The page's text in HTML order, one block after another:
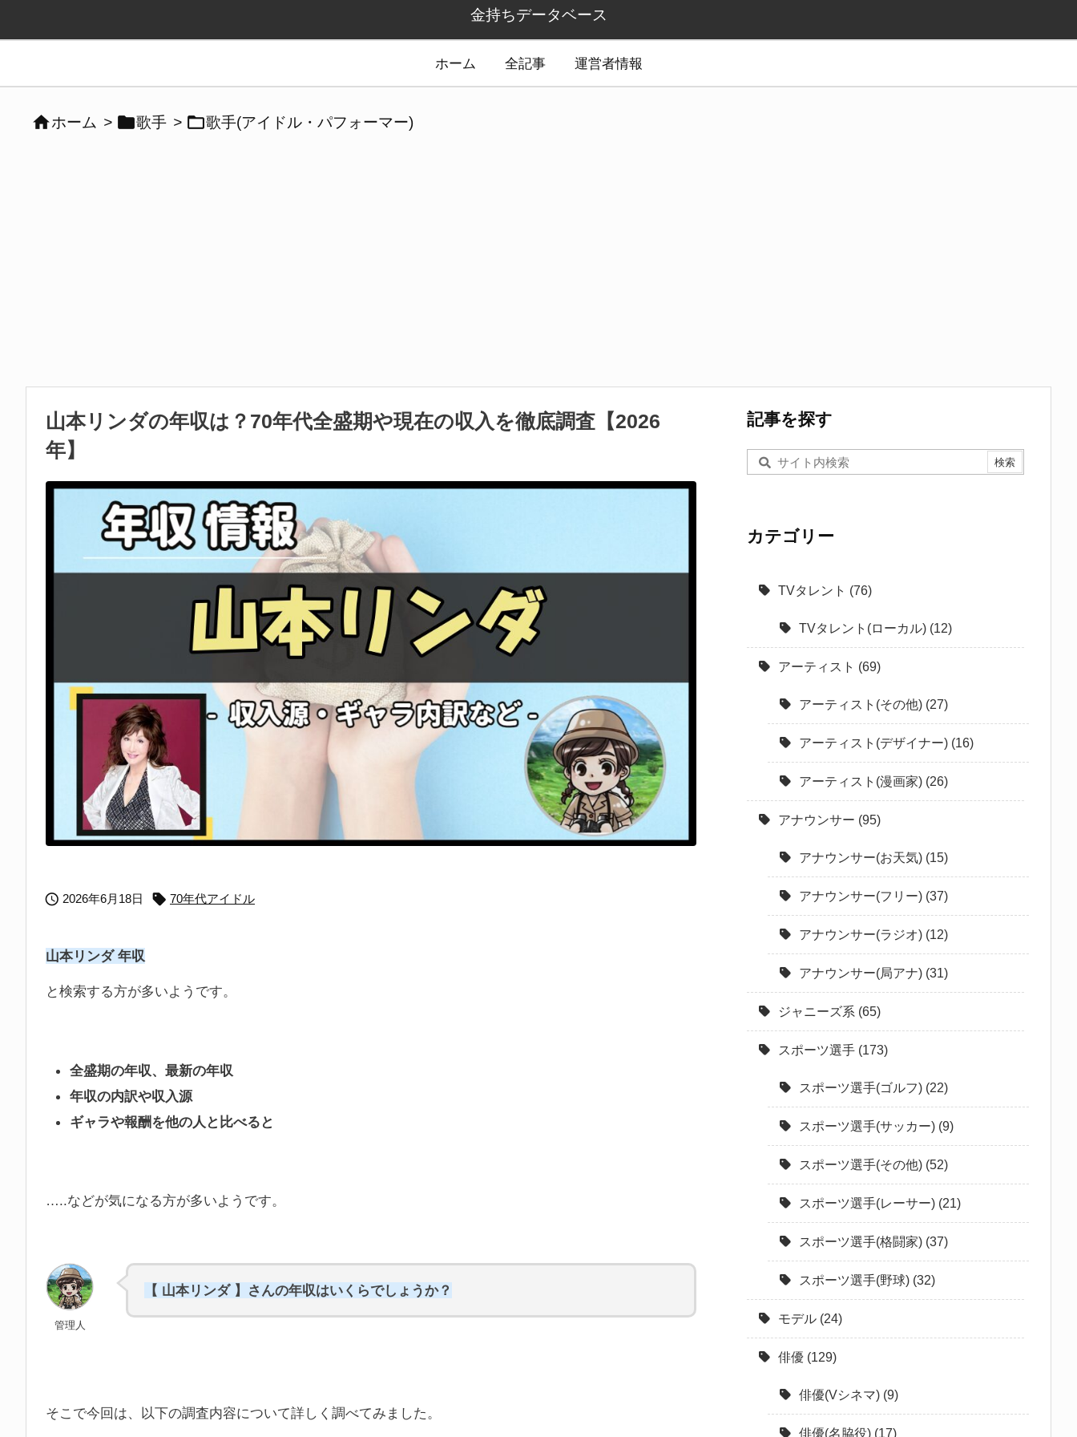
金持ちデータベース
ホーム 全記事 運営者情報
ホーム > 歌手 > 歌手(アイドル・パフォーマー)
山本リンダの年収は？70年代全盛期や現在の収入を徹底調査【2026
年】
 2026年6月18日  70年代アイドル
山本リンダ 年収
と検索する方が多いようです。
全盛期の年収、最新の年収
年収の内訳や収入源
ギャラや報酬を他の人と比べると
…..などが気になる方が多いようです。
管理人
【 山本リンダ 】さんの年収はいくらでしょうか？
そこで今回は、以下の調査内容について詳しく調べてみました。
記事を探す
カテゴリー
TVタレント (76)
TVタレント(ローカル) (12)
アーティスト (69)
アーティスト(その他) (27)
アーティスト(デザイナー) (16)
アーティスト(漫画家) (26)
アナウンサー (95)
アナウンサー(お天気) (15)
アナウンサー(フリー) (37)
アナウンサー(ラジオ) (12)
アナウンサー(局アナ) (31)
ジャニーズ系 (65)
スポーツ選手 (173)
スポーツ選手(ゴルフ) (22)
スポーツ選手(サッカー) (9)
スポーツ選手(その他) (52)
スポーツ選手(レーサー) (21)
スポーツ選手(格闘家) (37)
スポーツ選手(野球) (32)
モデル (24)
俳優 (129)
俳優(Vシネマ) (9)
俳優(名脇役) (17)